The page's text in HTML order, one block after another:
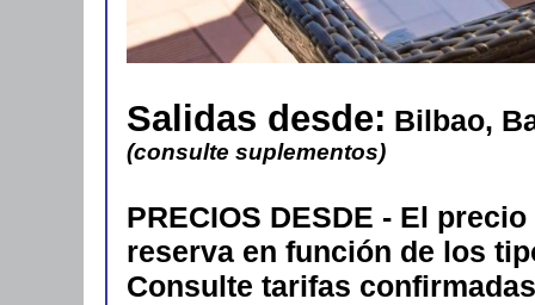
Salidas desde: Bilbao,
(consulte suplementos)
PRECIOS DESDE - El
reserva en función de los
Consulte tarifas